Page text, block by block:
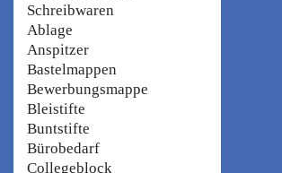
Schreibwaren
Ablage
Anspitzer
Bastelmappen
Bewerbungsmappe
Bleistifte
Buntstifte
Bürobedarf
Collegeblock